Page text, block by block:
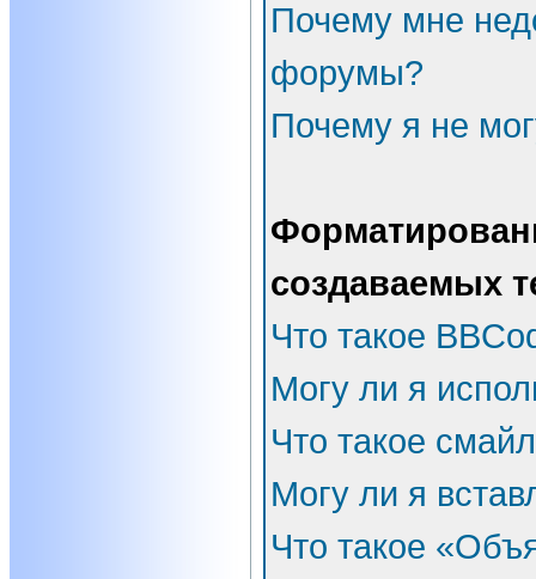
Почему мне
форумы?
Почему я не
создаваемых
Что такое
Могу ли я
Что такое
Могу ли я
Что такое